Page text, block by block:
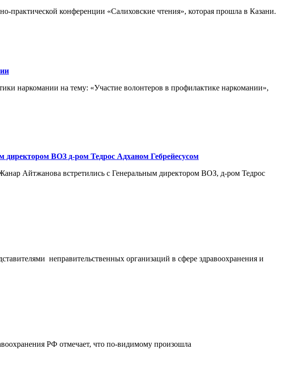
практической конференции «Салиховские чтения», которая прошла в Казани.
наркомании на тему: «Участие волонтеров в профилактике наркомании»,
ВОЗ д-ром Тедрос Адханом Гебрейесусом
Айтжанова встретились с Генеральным директором ВОЗ, д-ром Тедрос
неправительственных организаций в сфере здравоохранения и
РФ отмечает, что по-видимому произошла